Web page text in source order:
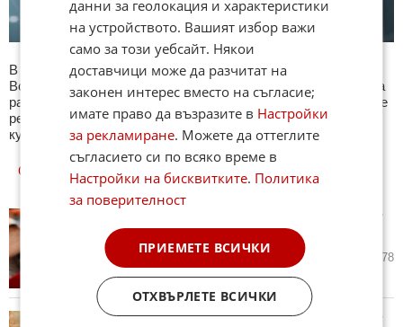
В секция Любопитно ще намерите тематична Куиз рубрика.
Всяка сряда се публикува специализиран куиз с въпроси на
различна тематика. След края на всеки тест може да видите
резултат с верните отговори, които сте натрупали. Другите
куизове може да намерите тук. Успех !
ОЩЕ НОВИНИ ОТ ЛЮБОПИТНО
Кой има имен ден днес, 9 август
днес в 05:30 ч. 15 178
Кой има имен ден днес, 8 август
данни за геолокация и характеристики
на устройството. Вашият избор важи
само за този уебсайт. Някои
доставчици може да разчитат на
законен интерес вместо на съгласие;
имате право да възразите в Настройки
за рекламиране. Можете да оттеглите
съгласието си по всяко време в
Настройки на бисквитките. Политика
за поверителност
ПРИЕМЕТЕ ВСИЧКИ
ОТХВЪРЛЕТЕ ВСИЧКИ